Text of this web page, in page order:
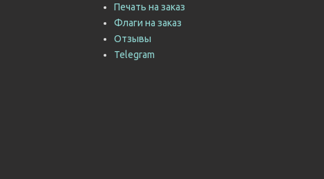
Печать на заказ
Флаги на заказ
Отзывы
Telegram